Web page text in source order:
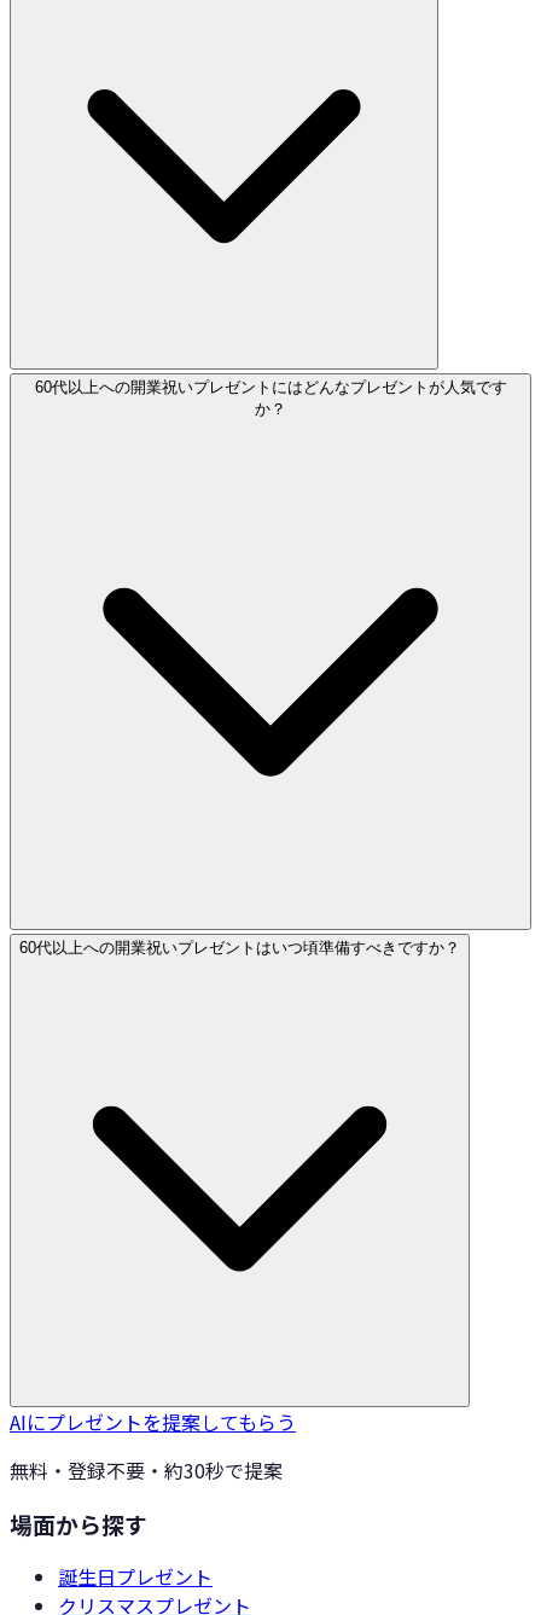
60代以上への開業祝いプレゼントにはどんなプレゼントが人気です
か？
60代以上への開業祝いプレゼントはいつ頃準備すべきですか？
AIにプレゼントを提案してもらう
無料・登録不要・約30秒で提案
場面から探す
誕生日プレゼント
クリスマスプレゼント